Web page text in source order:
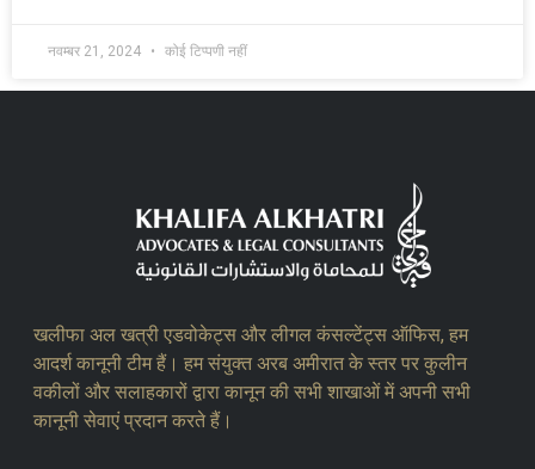
नवम्बर 21, 2024 कोई टिप्पणी नहीं
खलीफा अल खत्री एडवोकेट्स और लीगल कंसल्टेंट्स ऑफिस, हम
आदर्श कानूनी टीम हैं। हम संयुक्त अरब अमीरात के स्तर पर कुलीन
वकीलों और सलाहकारों द्वारा कानून की सभी शाखाओं में अपनी सभी
कानूनी सेवाएं प्रदान करते हैं।